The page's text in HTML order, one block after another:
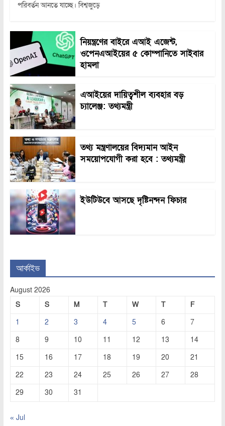
পরিবর্তন আনতে যাচ্ছে। বিশ্বজুড়ে
নিয়ন্ত্রণের বাইরে এআই এজেন্ট,
ওপেনএআইয়ের ৫ কোম্পানিতে সাইবার
হামলা
এআইয়ের দায়িত্বশীল ব্যবহার বড়
চ্যালেঞ্জ: তথ্যমন্ত্রী
তথ্য মন্ত্রণালয়ের বিদ্যমান আইন
সময়োপযোগী করা হবে : তথ্যমন্ত্রী
ইউটিউবে আসছে দৃষ্টিনন্দন ফিচার
আর্কাইভ
August 2026
S
S M T W T
F
1
2 3 4 5 6
7
8
9 10 11 12 13
14
15
16 17 18 19 20
21
22
23 24 25 26 27
28
29
30 31
« Jul